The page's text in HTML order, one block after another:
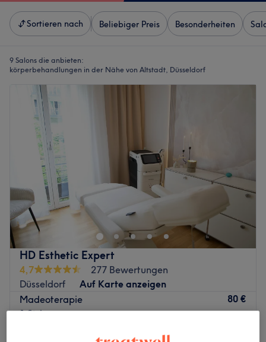
Sortieren nach Beliebiger Preis Besonderheiten
9 Salons die anbieten:
körperbehandlungen in der Nähe von Altstadt, Düsseldorf
HD Esthetic Expert
4,7
277 Bewertungen
Düsseldorf
Auf Karte anzeigen
Madeoterapie
1 Std.
80 €
120 €